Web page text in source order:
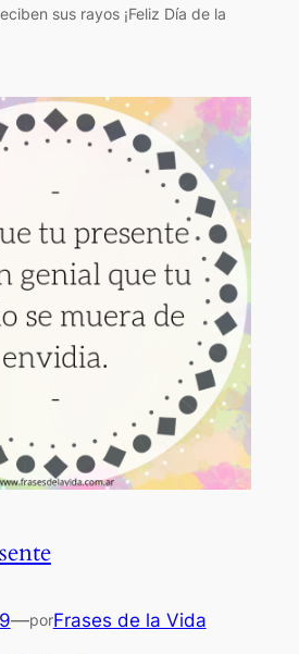
sus rayos ¡Feliz Día de la
—porFrases de la Vida